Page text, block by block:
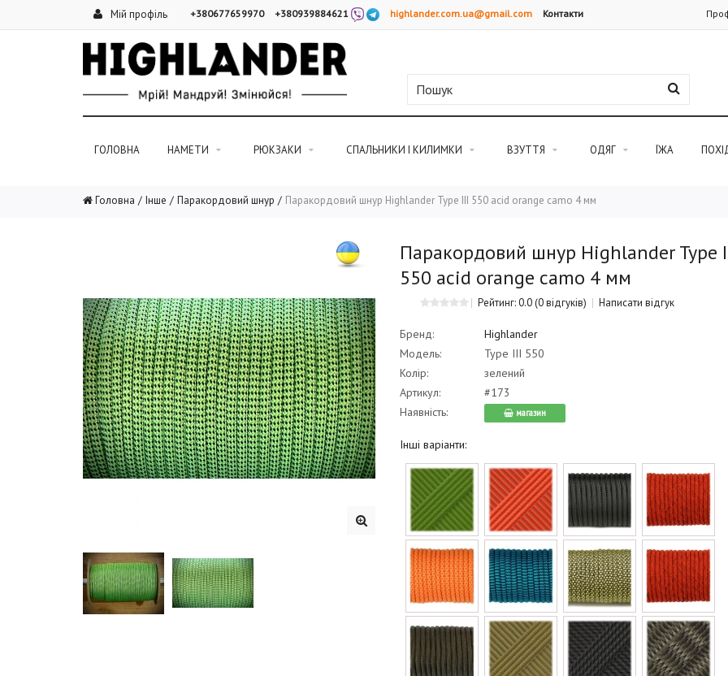
Мій профіль +380677659970 +380939884621 highlander.com.ua@gmail.com Контакти
ГОЛОВНА НАМЕТИ РЮКЗАКИ СПАЛЬНИКИ І КИЛИМКИ ВЗУТТЯ ОДЯГ ЇЖА
Головна Інше Паракордовий шнур Паракордовий шнур Highlander Type III 550 acid orange camo 4 мм
Паракордовий шнур Highlander Type
550 acid orange camo 4 мм
Рейтинг: 0.0(0 відгуків) Написати відгук
Бренд:
Highlander
Модель:
Type III 550
Колір:
зелений
Артикул:
#173
Наявність:
магазин
Інші варіанти: